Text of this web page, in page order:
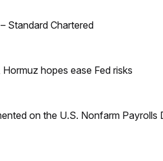
Standard Chartered
hopes ease Fed risks
on the U.S. Nonfarm Payrolls